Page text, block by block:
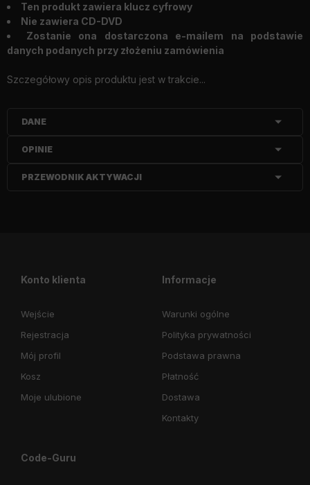
Ten produkt zawiera klucz cyfrowy
Nie zawiera CD-DVD
Zostanie ona dostarczona e-mailem na podstawie
danych podanych przy złożeniu zamówienia
Szczegółowy opis produktu jest w trakcie...
DANE
OPINIE
PRZEWODNIK AKTYWACJI
Konto klienta
Wejście
Rejestracja
Mój profil
Kosz
Moje ulubione
Informacje
Warunki ogólne
Polityka prywatności
Podstawa prawna
Płatność
Dostawa
Kontakty
Code-Guru